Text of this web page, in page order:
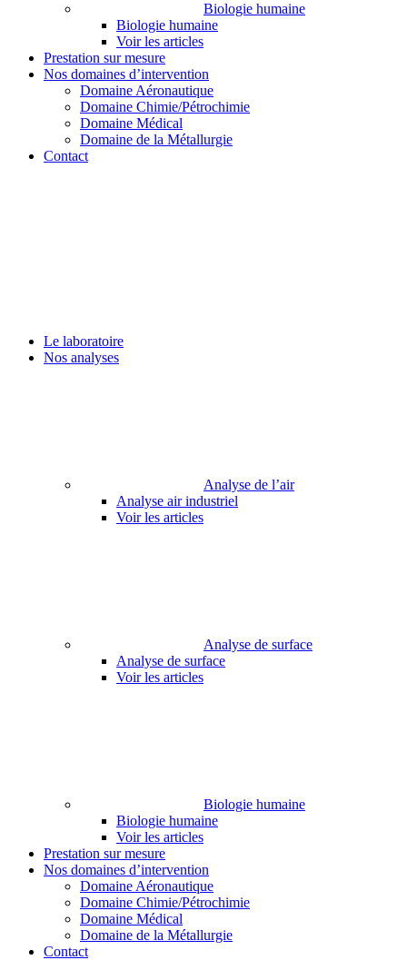
Biologie humaine
Biologie humaine
Voir les articles
Prestation sur mesure
Nos domaines d’intervention
Domaine Aéronautique
Domaine Chimie/Pétrochimie
Domaine Médical
Domaine de la Métallurgie
Contact
Le laboratoire
Nos analyses
Analyse de l’air
Analyse air industriel
Voir les articles
Analyse de surface
Analyse de surface
Voir les articles
Biologie humaine
Biologie humaine
Voir les articles
Prestation sur mesure
Nos domaines d’intervention
Domaine Aéronautique
Domaine Chimie/Pétrochimie
Domaine Médical
Domaine de la Métallurgie
Contact